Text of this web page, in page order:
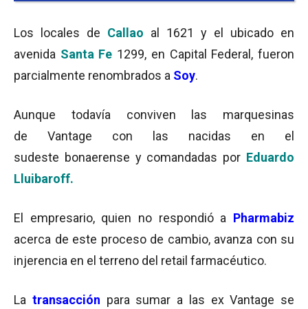
Los locales de Callao al 1621 y el ubicado en
avenida Santa Fe 1299, en Capital Federal, fueron
parcialmente renombrados a Soy.
Aunque todavía conviven las marquesinas
de Vantage con las nacidas en el
sudeste bonaerense y comandadas por Eduardo
Lluibaroff.
El empresario, quien no respondió a Pharmabiz
acerca de este proceso de cambio, avanza con su
injerencia en el terreno del retail farmacéutico.
La transacción para sumar a las ex Vantage se